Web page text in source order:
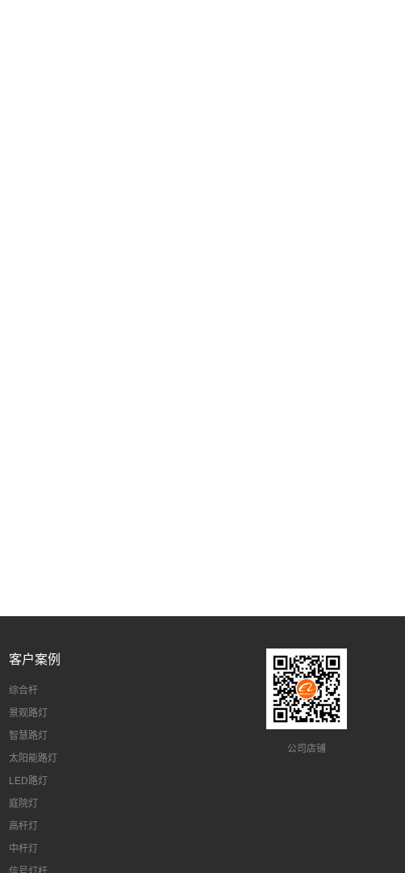
客户案例
综合杆
景观路灯
智慧路灯
太阳能路灯
LED路灯
庭院灯
高杆灯
中杆灯
公司店铺